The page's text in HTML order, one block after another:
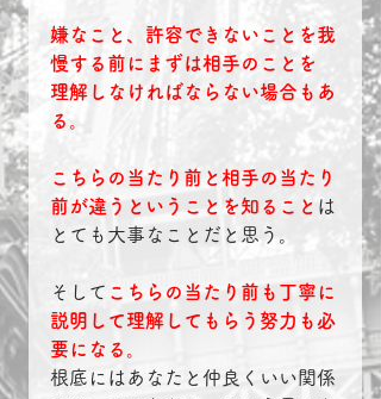
嫌なこと、許容できないことを我
慢する前にまずは相手のことを
理解しなければならない場合もあ
る。
こちらの当たり前と相手の当たり
前が違うということを知ること は
とても大事なことだと思う。
そして こちらの当たり前も丁寧に
説明して理解してもらう努力も必
要になる。
根底にはあなたと仲良くいい関係